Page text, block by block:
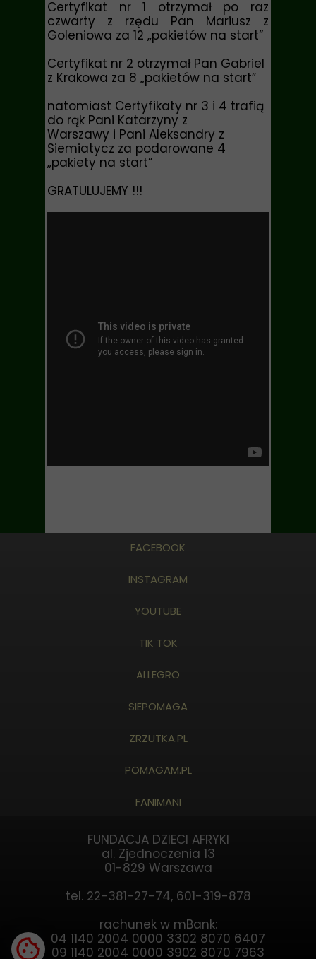
Certyfikat nr 1 otrzymał po raz
czwarty z rzędu Pan Mariusz z
Goleniowa za 12 „pakietów na start”
Certyfikat nr 2 otrzymał Pan Gabriel
z Krakowa za 8 „pakietów na start”
natomiast Certyfikaty nr 3 i 4 trafią
do rąk Pani Katarzyny z
Warszawy i Pani Aleksandry z
Siemiatycz za podarowane 4
„pakiety na start”
GRATULUJEMY !!!
FACEBOOK
INSTAGRAM
YOUTUBE
TIK TOK
ALLEGRO
SIEPOMAGA
ZRZUTKA.PL
POMAGAM.PL
FANIMANI
FUNDACJA DZIECI AFRYKI
al. Zjednoczenia 13
01-829 Warszawa
tel. 22-381-27-74, 601-319-878
rachunek w mBank:
04 1140 2004 0000 3302 8070 6407
09 1140 2004 0000 3902 8070 7963